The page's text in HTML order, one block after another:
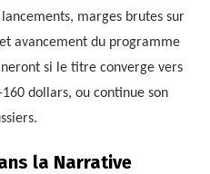
marges brutes sur
avancement du programme
si le titre converge vers
dollars, ou continue son
la Narrative